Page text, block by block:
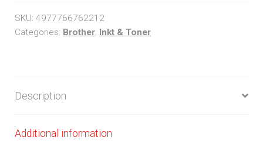
quantity
SKU: 4977766762212
Categories: Brother, Inkt & Toner
Description
Additional information